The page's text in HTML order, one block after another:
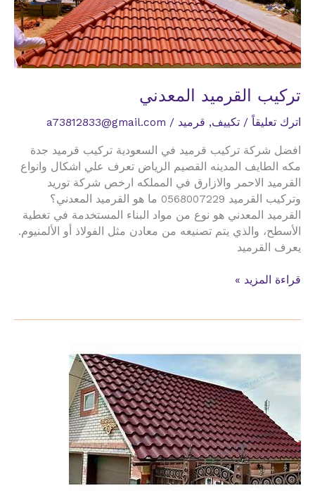
تركيب القرميد المعدني
اترك تعليقاً / تكييف, قرميد /
a73812833@gmail.com
افضل شركة تركيب قرميد في السعودية تركيب قرميد جدة
مكه الطايف المدينه القصيم الرياض تعرف علي اشكال وانواع
القرميد الاحمر والازارق في المملكه ارخص شركة توريد
وتركيب القرميد 0568007229 ما هو القرميد المعدني؟
القرميد المعدني هو نوع من مواد البناء المستخدمة في تغطية
الأسطح، والذي يتم تصنيعه من معادن مثل الفولاذ أو الألمنيوم.
يعرف القرميد
تركيب
قراءة المزيد »